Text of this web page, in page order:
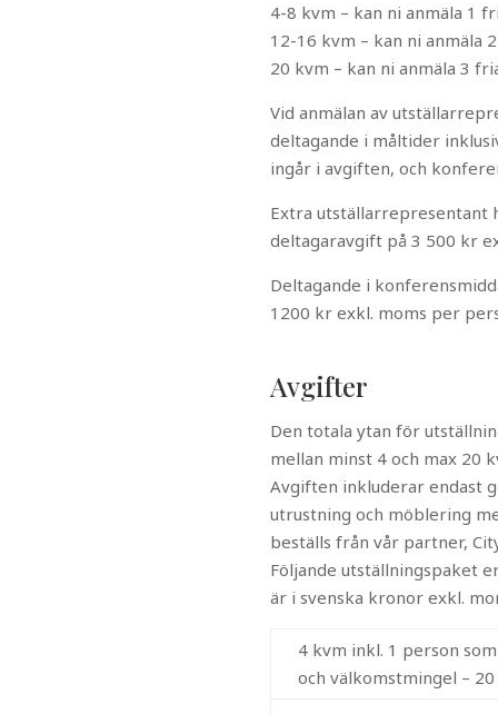
4-8 kvm – kan ni anmäla 1
12-16 kvm – kan ni anmäla
20 kvm – kan ni anmäla 3
Vid anmälan av
deltagande i måltider
ingår i avgiften, och
Extra utställarrepresentant
deltagaravgift på 3 500 kr
Deltagande i
1200 kr exkl. moms per
Avgifter
Den totala ytan för
mellan minst 4 och max 20
Avgiften inkluderar endast
utrustning och möblering
beställs från vår partner,
Följande utställningspaket
är i svenska kronor exkl.
4 kvm inkl. 1 person
och välkomstmingel –